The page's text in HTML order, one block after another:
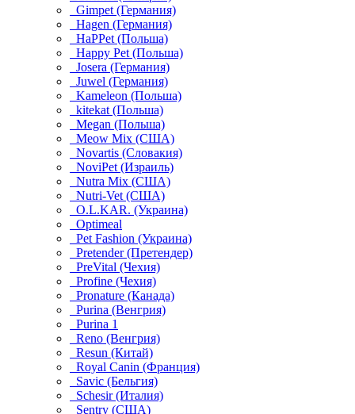
Gimpet (Германия)
Hagen (Германия)
HaPPet (Польша)
Happy Pet (Польша)
Josera (Германия)
Juwel (Германия)
Kameleon (Польша)
kitekat (Польша)
Megan (Польша)
Meow Mix (США)
Novartis (Словакия)
NoviPet (Израиль)
Nutra Mix (США)
Nutri-Vet (США)
O.L.KAR. (Украина)
Optimeal
Pet Fashion (Украина)
Pretender (Претендер)
PreVital (Чехия)
Profine (Чехия)
Pronature (Канада)
Purina (Венгрия)
Purina 1
Reno (Венгрия)
Resun (Китай)
Royal Canin (Франция)
Savic (Бельгия)
Schesir (Италия)
Sentry (США)